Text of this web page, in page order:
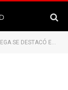
EN LOS JUEGOS PARALÍMPICOS 2024